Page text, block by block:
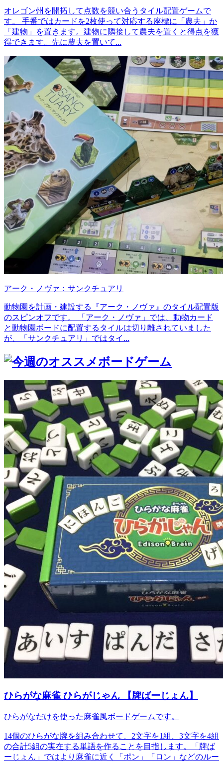
オレゴン州を開拓して点数を競い合うタイル配置ゲームで
す。 手番ではカードを2枚使って対応する座標に「農夫」か
「建物」を置きます。建物に隣接して農夫を置くと得点を獲
得できます。先に農夫を置いて...
アーク・ノヴァ：サンクチュアリ
動物園を計画・建設する『アーク・ノヴァ』のタイル配置版
のスピンオフです。 「アーク・ノヴァ」では、動物カード
と動物園ボードに配置するタイルは切り離されていました
が、「サンクチュアリ」ではタイ...
ひらがな麻雀 ひらがじゃん 【牌ばーじょん】
ひらがなだけを使った麻雀風ボードゲームです。
14個のひらがな牌を組み合わせて、2文字を1組、3文字を4組
の合計5組の実在する単語を作ることを目指します。「牌ば
ーじょん」ではより麻雀に近く「ポン」「ロン」などのルー